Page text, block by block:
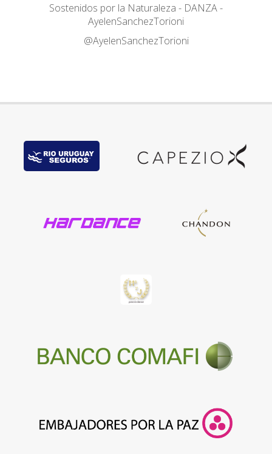
Sostenidos por la Naturaleza - DANZA -
AyelenSanchezTorioni
@AyelenSanchezTorioni